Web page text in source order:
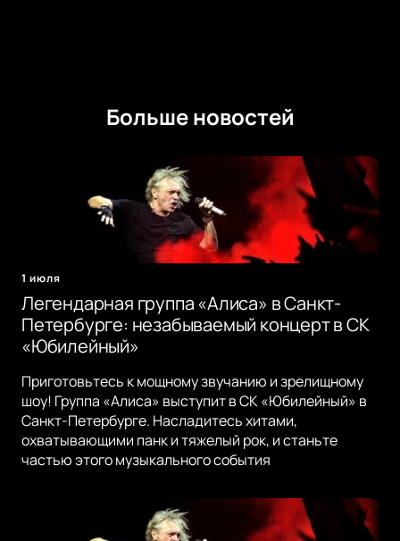
Больше новостей
1 июля
Легендарная группа «Алиса» в Санкт-
Петербурге: незабываемый концерт в СК
«Юбилейный»
Приготовьтесь к мощному звучанию и зрелищному
шоу! Группа «Алиса» выступит в СК «Юбилейный» в
Санкт-Петербурге. Насладитесь хитами,
охватывающими панк и тяжелый рок, и станьте
частью этого музыкального события